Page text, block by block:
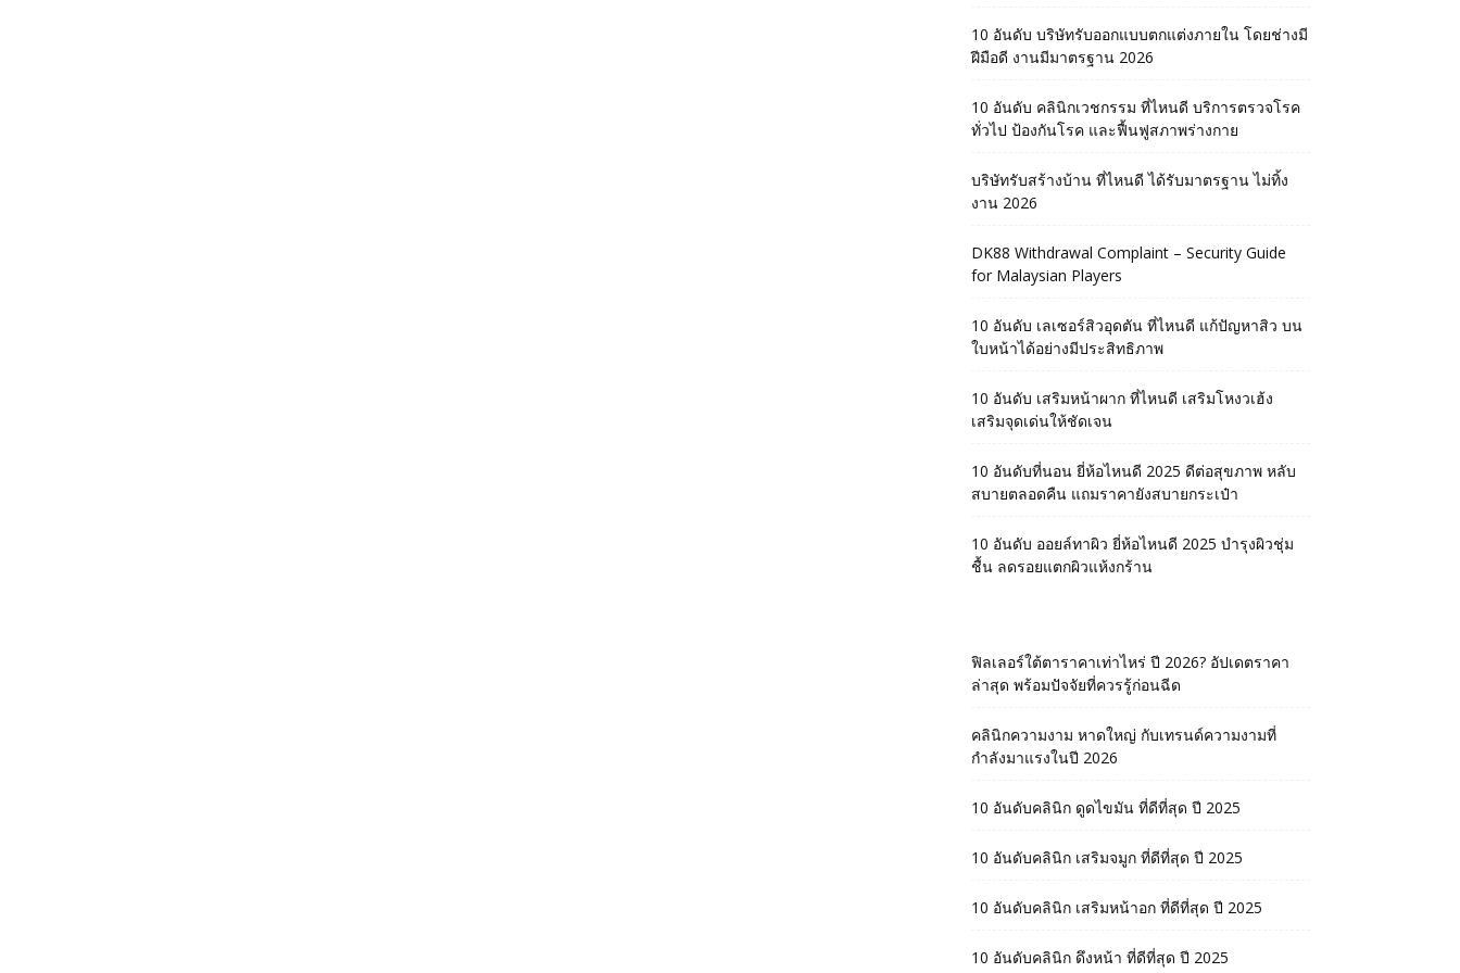
10 อันดับ บริษัทรับออกแบบตกแต่งภายใน โดยช่างมี
ฝีมือดี งานมีมาตรฐาน 2026
10 อันดับ คลินิกเวชกรรม ที่ไหนดี บริการตรวจโรค
ทั่วไป ป้องกันโรค และฟื้นฟูสภาพร่างกาย
บริษัทรับสร้างบ้าน ที่ไหนดี ได้รับมาตรฐาน ไม่ทิ้ง
งาน 2026
DK88 Withdrawal Complaint – Security Guide
for Malaysian Players
10 อันดับ เลเซอร์สิวอุดตัน ที่ไหนดี แก้ปัญหาสิว บน
ใบหน้าได้อย่างมีประสิทธิภาพ
10 อันดับ เสริมหน้าผาก ที่ไหนดี เสริมโหงวเฮ้ง
เสริมจุดเด่นให้ชัดเจน
10 อันดับที่นอน ยี่ห้อไหนดี 2025 ดีต่อสุขภาพ หลับ
สบายตลอดคืน แถมราคายังสบายกระเป๋า
10 อันดับ ออยล์ทาผิว ยี่ห้อไหนดี 2025 บำรุงผิวชุ่ม
ชื้น ลดรอยแตกผิวแห้งกร้าน
ฟิลเลอร์ใต้ตาราคาเท่าไหร่ ปี 2026? อัปเดตราคา
ล่าสุด พร้อมปัจจัยที่ควรรู้ก่อนฉีด
คลินิกความงาม หาดใหญ่ กับเทรนด์ความงามที่
กำลังมาแรงในปี 2026
10 อันดับคลินิก ดูดไขมัน ที่ดีที่สุด ปี 2025
10 อันดับคลินิก เสริมจมูก ที่ดีที่สุด ปี 2025
10 อันดับคลินิก เสริมหน้าอก ที่ดีที่สุด ปี 2025
10 อันดับคลินิก ดึงหน้า ที่ดีที่สุด ปี 2025